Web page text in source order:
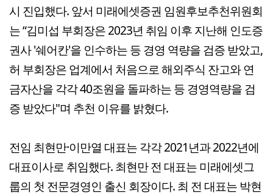
시 진입했다. 앞서 미래에셋증권 임원후보추천위원회
는 “김미섭 부회장은 2023년 취임 이후 지난해 인도증
권사 '쉐어칸'을 인수하는 등 경영 역량을 검증 받았고,
허 부회장은 업계에서 처음으로 해외주식 잔고와 연
금자산을 각각 40조원을 돌파하는 등 경영역량을 검
증 받았다"며 추천 이유를 밝혔다.
전임 최현만·이만열 대표는 각각 2021년과 2022년에
대표이사로 취임했다. 최현만 전 대표는 미래에셋그
룹의 첫 전문경영인 출신 회장이다. 최 전 대표는 박현